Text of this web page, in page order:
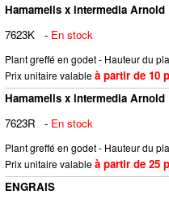
Hamamelis x intermedia Arnold
7623K
- En stock
Plant greffé en godet - Hauteur du
Prix unitaire valableà partir de 10
Hamamelis x intermedia Arnold
7623R
- En stock
Plant greffé en godet - Hauteur du
Prix unitaire valableà partir de 25
ENGRAIS